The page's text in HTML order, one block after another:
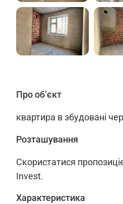
Про об’єкт
квартира в збудовані
Розташування
Скористатися
Invest.
Характеристика